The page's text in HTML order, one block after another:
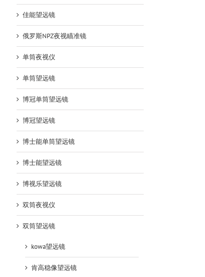
佳能望远镜
俄罗斯NPZ夜视瞄准镜
单筒夜视仪
单筒望远镜
博冠单筒望远镜
博冠望远镜
博士能单筒望远镜
博士能望远镜
博视乐望远镜
双筒夜视仪
双筒望远镜
kowa望远镜
肯高稳像望远镜